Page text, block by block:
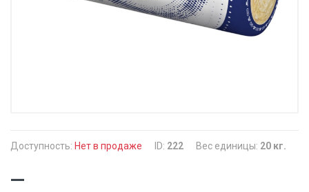
Доступность: Нет в продаже ID: 222 Вес единицы: 20 кг.
—